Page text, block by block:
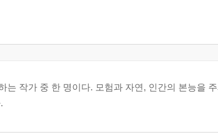
는 작가 중 한 명이다. 모험과 자연, 인간의 본능을